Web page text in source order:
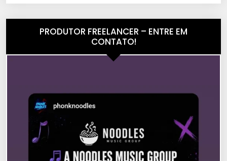
PRODUTOR FREELANCER – ENTRE EM
CONTATO!